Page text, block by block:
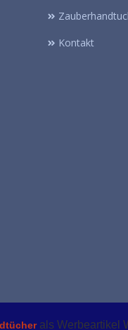
Kontakt
als Werbeartikel